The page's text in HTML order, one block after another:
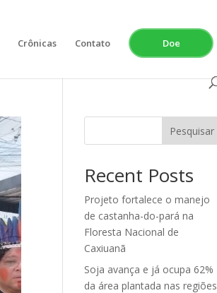
Crônicas Contato Doe
Pesquisar
Recent Posts
Projeto fortalece o manejo
de castanha-do-pará na
Floresta Nacional de
Caxiuanã
Soja avança e já ocupa 62%
da área plantada nas regiões